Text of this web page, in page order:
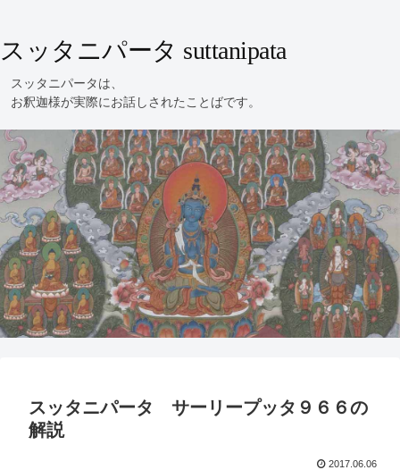
スッタニパータ suttanipata
スッタニパータ サーリープッタ９６６の
解説
2017.06.06